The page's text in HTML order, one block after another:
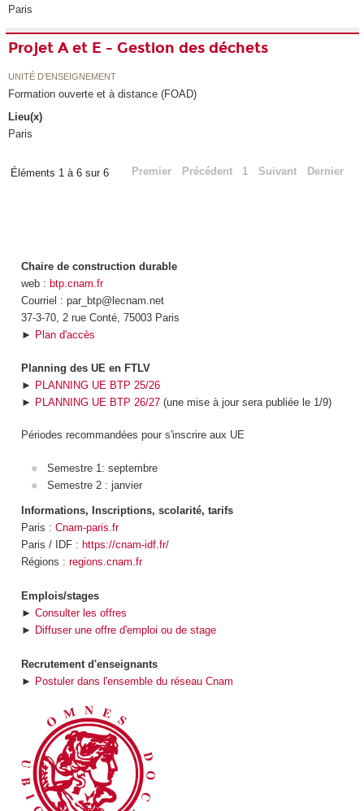
Paris
Projet A et E - Gestion des déchets
UNITÉ D’ENSEIGNEMENT
Formation ouverte et à distance (FOAD)
Lieu(x)
Paris
Éléments 1 à 6 sur 6 Premier Précédent 1 Suivant Dernier
Chaire de construction durable
web : btp.cnam.fr
Courriel : par_btp@lecnam.net
37-3-70, 2 rue Conté, 75003 Paris
► Plan d'accès
Planning des UE en FTLV
► PLANNING UE BTP 25/26
► PLANNING UE BTP 26/27(une mise à jour sera publiée le 1/9)
Périodes recommandées pour s'inscrire aux UE
Semestre 1: septembre
Semestre 2 : janvier
Informations, Inscriptions, scolarité, tarifs
Paris : Cnam-paris.fr
Paris / IDF : https://cnam-idf.fr/
Régions : regions.cnam.fr
Emplois/stages
► Consulter les offres
► Diffuser une offre d'emploi ou de stage
Recrutement d'enseignants
► Postuler dans l'ensemble du réseau Cnam